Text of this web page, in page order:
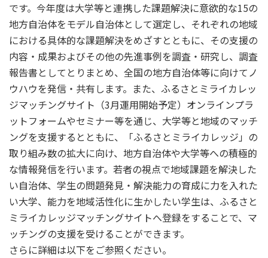
です。今年度は大学等と連携した課題解決に意欲的な15の
地方自治体をモデル自治体として選定し、それぞれの地域
における具体的な課題解決をめざすとともに、その支援の
内容・成果およびその他の先進事例を調査・研究し、調査
報告書としてとりまとめ、全国の地方自治体等に向けてノ
ウハウを発信・共有します。また、ふるさとミライカレッ
ジマッチングサイト（3月運用開始予定）オンラインプラ
ットフォームやセミナー等を通じ、大学等と地域のマッチ
ングを支援するとともに、「ふるさとミライカレッジ」の
取り組み数の拡大に向け、地方自治体や大学等への積極的
な情報発信を行います。若者の視点で地域課題を解決した
い自治体、学生の問題発見・解決能力の育成に力を入れた
い大学、能力を地域活性化に生かしたい学生は、ふるさと
ミライカレッジマッチングサイトへ登録をすることで、マ
ッチングの支援を受けることができます。
さらに詳細は以下をご参照ください。